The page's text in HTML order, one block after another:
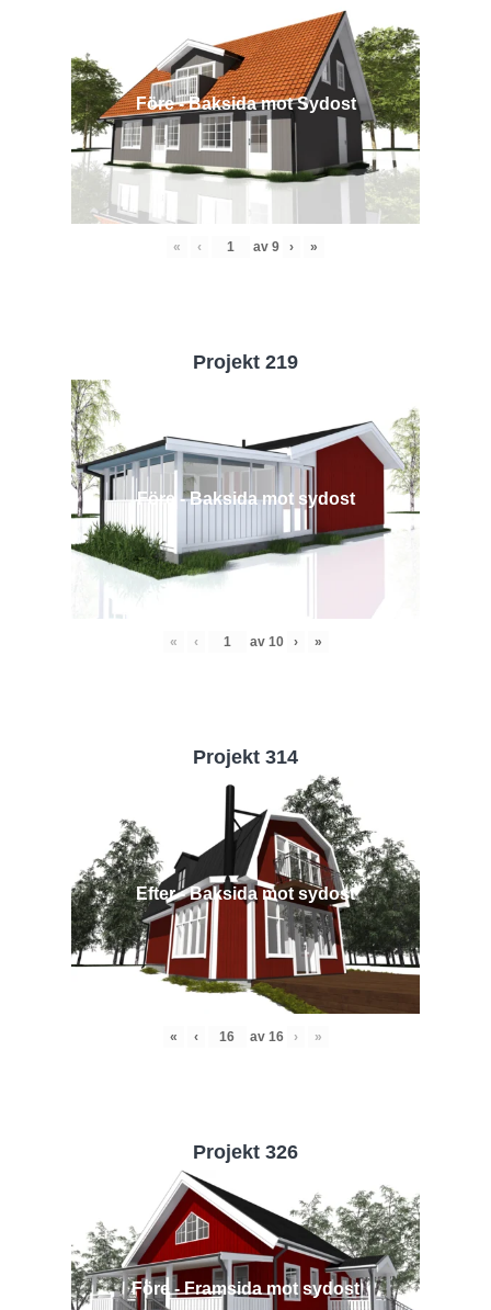
Före - Baksida mot Sydost
« ‹ av 9 › »
Projekt 219
Före - Baksida mot sydost
« ‹ av 10 › »
Projekt 314
Efter - Baksida mot sydost
« ‹ av 16 › »
Projekt 326
Före - Framsida mot sydost